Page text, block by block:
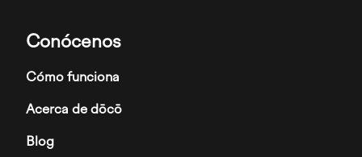
Conócenos
Cómo funciona
Acerca de dōcō
Blog